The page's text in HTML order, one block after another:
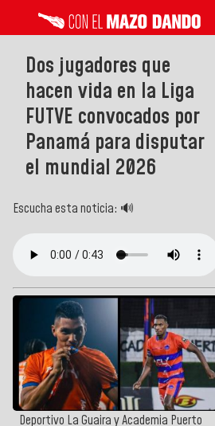
Dos jugadores que
hacen vida en la Liga
FUTVE convocados por
Panamá para disputar
el mundial 2026
Escucha esta noticia: 🔊
Deportivo La Guaira y Academia Puerto